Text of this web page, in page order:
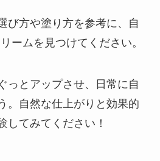
び方や塗り方を参考に、自
ームを見つけてください。
っとアップさせ、日常に自
。自然な仕上がりと効果的
してみてください！